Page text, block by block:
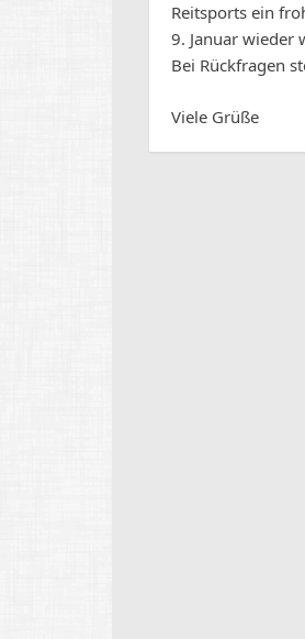
Reitsports ein
9. Januar wieder
Bei Rückfragen
Viele Grüße